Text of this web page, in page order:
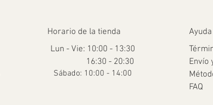
Horario de la tienda
Lun - Vie: 10:00 - 13:30
16:30 - 20:30
​​Sábado: 10:00 - 14:00
Ayuda
Envío
FAQ